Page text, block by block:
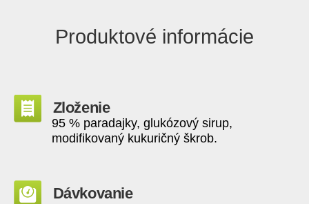
Produktové informácie
Zloženie
95 % paradajky, glukózový sirup,
modifikovaný kukuričný škrob.
Dávkovanie